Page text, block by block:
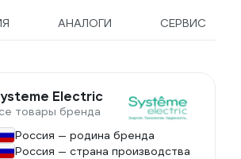
АНАЛОГИ СЕРВИС
Electric
товары бренда
Россия — родина бренда
Россия — страна производства